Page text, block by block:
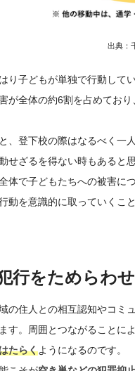
出典：
り子どもが単独で行動して
が全体の約6割を占めてお
、登下校の際はなるべく一
せざるを得ない時もあると思
体で子どもたちへの被害に
動を意識的に取っていくこ
行をためらわ
の住人との相互認知やコミ
す。周囲とつながることに
たらくようになるのです。